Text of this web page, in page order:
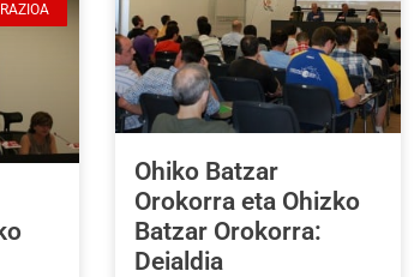
Ohiko Batzar
Orokorra eta Ohizko
Batzar Orokorra:
Deialdia